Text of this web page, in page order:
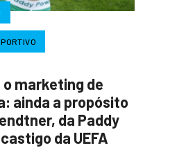
o marketing de
ainda a propósito
da Paddy
da UEFA